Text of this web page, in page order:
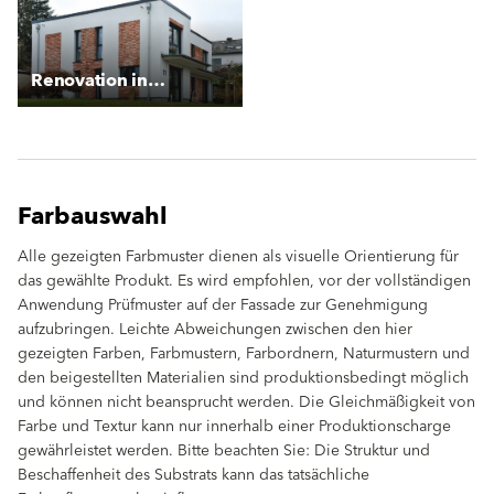
Renovation in Starenweg
Farbauswahl
Alle gezeigten Farbmuster dienen als visuelle Orientierung für
das gewählte Produkt. Es wird empfohlen, vor der vollständigen
Anwendung Prüfmuster auf der Fassade zur Genehmigung
aufzubringen. Leichte Abweichungen zwischen den hier
gezeigten Farben, Farbmustern, Farbordnern, Naturmustern und
den beigestellten Materialien sind produktionsbedingt möglich
und können nicht beansprucht werden. Die Gleichmäßigkeit von
Farbe und Textur kann nur innerhalb einer Produktionscharge
gewährleistet werden. Bitte beachten Sie: Die Struktur und
Beschaffenheit des Substrats kann das tatsächliche